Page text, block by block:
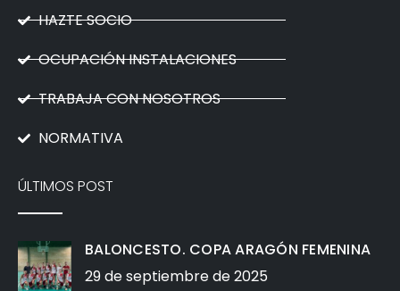
HAZTE SOCIO
OCUPACIÓN INSTALACIONES
TRABAJA CON NOSOTROS
NORMATIVA
ÚLTIMOS POST
BALONCESTO. COPA ARAGÓN FEMENINA
29 de septiembre de 2025